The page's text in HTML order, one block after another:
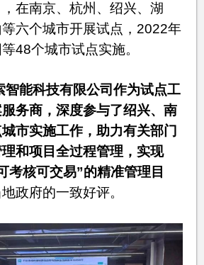
在南京、杭州、绍兴、湖
六个城市开展试点，2022年
48个城市试点实施。
能科技有限公司作为试点工
务商，深度参与了绍兴、南
市实施工作，助力有关部门
和项目全过程管理，实现
考核可交易”的精准管理目
政府的一致好评。